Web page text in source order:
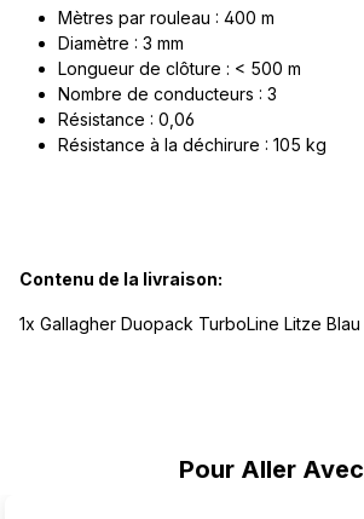
Pour Aller Avec
Mètres par rouleau : 400 m
Diamètre : 3 mm
Longueur de clôture : < 500 m
Nombre de conducteurs : 3
Résistance : 0,06
Résistance à la déchirure : 105 kg
Contenu de la livraison:
1x Gallagher Duopack TurboLine Litze Blau